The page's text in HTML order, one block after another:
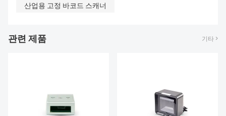
산업용 고정 바코드 스캐너
관련 제품 기타 >